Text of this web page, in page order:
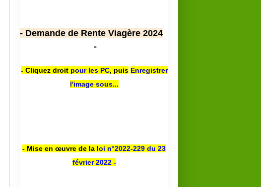
- Demande de Rente Viagère 2024
-
- Cliquez droit pour les PC, puis Enregistrer
l'image sous...
- Mise en œuvre de la loi n°2022-229 du 23
février 2022 -